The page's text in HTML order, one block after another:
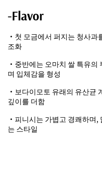
-Flavor
・첫 모금에서 퍼지는 청사
조화
・중반에는 오마치 쌀 특유
며 입체감을 형성
・보다이모토 유래의 유산균
깊이를 더함
・피니시는 가볍고 경쾌하며
는 스타일